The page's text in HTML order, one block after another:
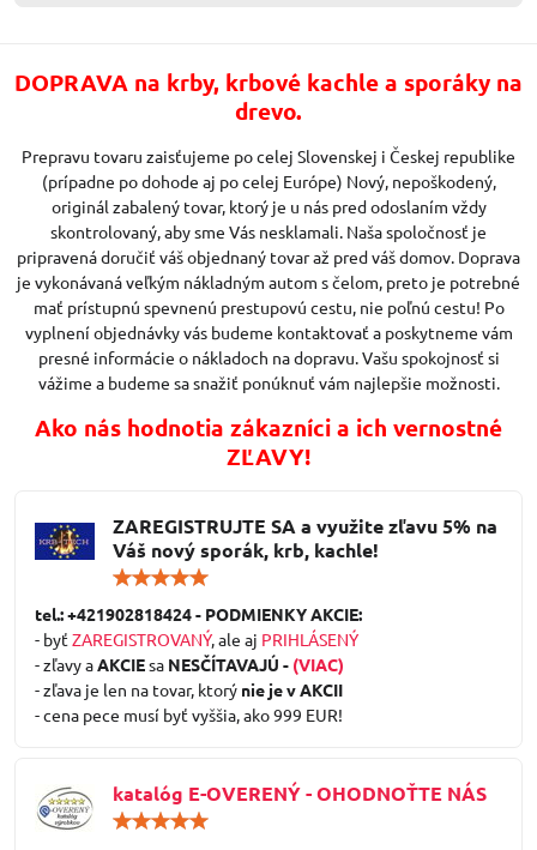
DOPRAVA na krby, krbové kachle a sporáky na
drevo.
Prepravu tovaru zaisťujeme po celej Slovenskej i Českej republike
(prípadne po dohode aj po celej Európe) Nový, nepoškodený,
originál zabalený tovar, ktorý je u nás pred odoslaním vždy
skontrolovaný, aby sme Vás nesklamali. Naša spoločnosť je
pripravená doručiť váš objednaný tovar až pred váš domov. Doprava
je vykonávaná veľkým nákladným autom s čelom, preto je potrebné
mať prístupnú spevnenú prestupovú cestu, nie poľnú cestu! Po
vyplnení objednávky vás budeme kontaktovať a poskytneme vám
presné informácie o nákladoch na dopravu. Vašu spokojnosť si
vážime a budeme sa snažiť ponúknuť vám najlepšie možnosti.
Ako nás hodnotia zákazníci a ich vernostné
ZĽAVY!
ZAREGISTRUJTE SA a využite zľavu 5% na
Váš nový sporák, krb, kachle!
/
5
tel.: +421902818424 - PODMIENKY AKCIE:
- byť ZAREGISTROVANÝ, ale aj PRIHLÁSENÝ
- zľavy aAKCIEsa NESČÍTAVAJÚ - (VIAC)
- zľava je len na tovar, ktorý nie je v AKCII
- cena pece musí byť vyššia, ako 999 EUR!
katalóg E-OVERENÝ - OHODNOŤTE NÁS